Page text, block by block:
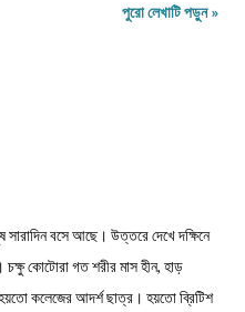
সাজায় রোধহীন । কাল্পনিক চরিত্ররা এখনও
পুরো লেখাটি পড়ুন »
বসে আছে। উত্তরে দেখে দক্ষিনে
কোটোরা গত শরীর মাস হীন, হাড়
কলেজের আদর্শ ছাত্র। হয়তো ব্রিটিশ